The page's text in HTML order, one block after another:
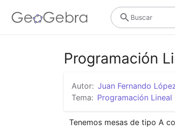
Buscar
Programación
Autor: Juan Fernando
Tema: Programación Lineal
Tenemos mesas de tipo A